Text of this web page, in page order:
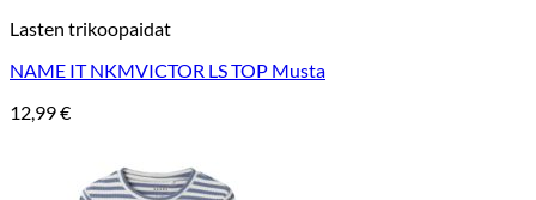
Lasten trikoopaidat
NAME IT NKMVICTOR LS TOP Musta
12,99€